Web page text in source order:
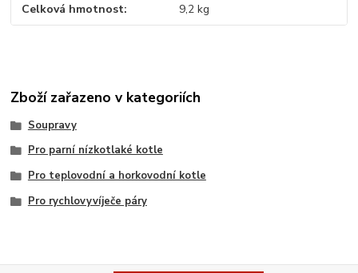
Celková hmotnost 9,2 kg
Zboží zařazeno v kategoriích
Soupravy
Pro parní nízkotlaké kotle
Pro teplovodní a horkovodní kotle
Pro rychlovyvíječe páry